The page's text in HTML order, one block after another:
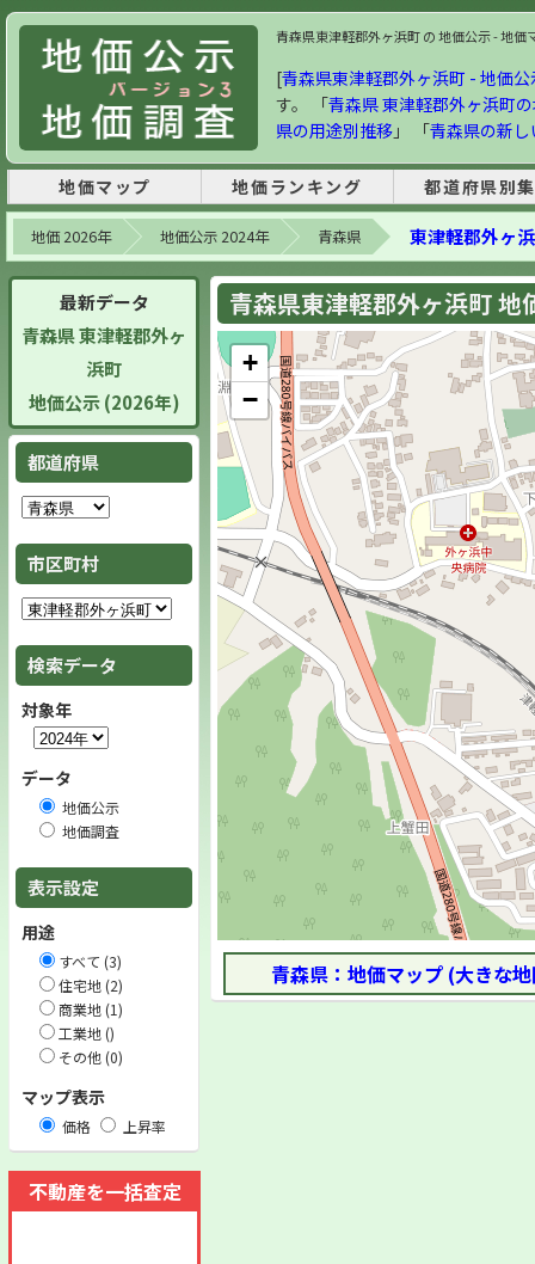
青森県東津軽郡外ヶ浜町 の 地価公示 - 地
[青森県東津軽郡外ヶ浜町 - 地価
す。 「青森県 東津軽郡外ヶ浜町
県の用途別推移 」 「青森県の新
地価マップ 地価ランキング 都道府県別
地価 2026年 地価公示 2024年 青森県 東津軽郡外ヶ
最新データ
青森県 東津軽郡外ヶ
浜町
地価公示 (2026年)
都道府県
市区町村
検索データ
対象年
データ
地価公示
地価調査
表示設定
用途
すべて (3)
住宅地 (2)
商業地 (1)
工業地 ()
その他 (0)
マップ表示
価格 上昇率
不動産を一括査定
青森県東津軽郡外ヶ浜町
+
−
青森県：地価マップ (大きな